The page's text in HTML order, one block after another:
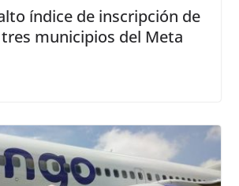
índice de inscripción de
municipios del Meta